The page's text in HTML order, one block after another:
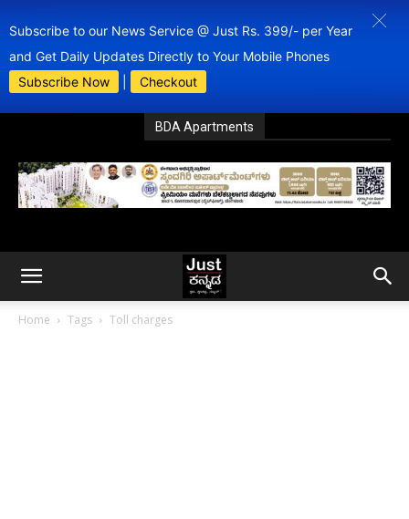
Subscribe to our News Service @ Just Rs. 399/- per Year
and Get Daily Updates Directly to Your Mobile Phones
Subscribe Now
Checkout
BDA Apartments
Home Tags Toll charges